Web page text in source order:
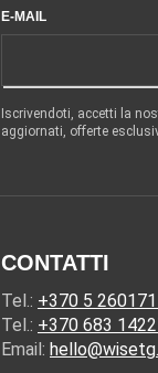
E-MAIL
Iscrivendoti, accetti la
aggiornati, offerte
CONTATTI
Tel.: +370 5
Tel.: +370 683
Email: